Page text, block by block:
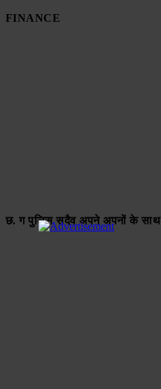
FINANCE
छ. ग पुलिस सदैव अपने अपनों के साथ